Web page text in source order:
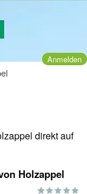
Anmelden
direkt auf
Holzappel